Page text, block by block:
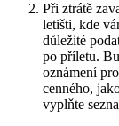
Při ztrátě
letišti, kde
důležité
po příletu.
oznámení
cenného,
vyplňte